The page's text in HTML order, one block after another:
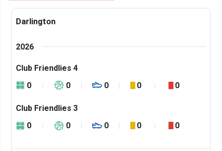
Darlington
2026
Club Friendlies 4
0
0 0 0 0
Club Friendlies 3
0
0 0 0 0